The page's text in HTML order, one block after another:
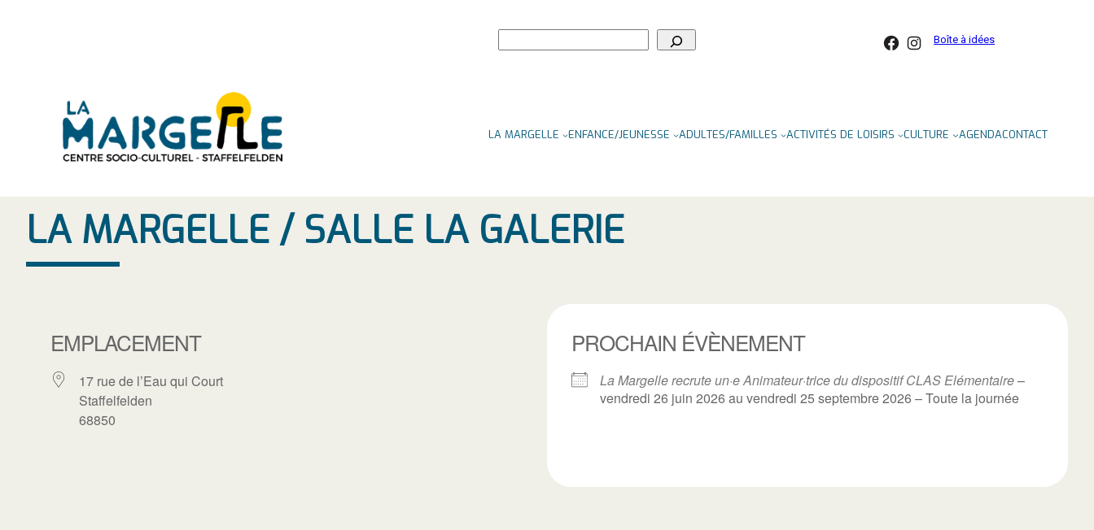
Facebook
Instagram
Boîte à idées
LA MARGELLE ENFANCE/JEUNESSE ADULTES/FAMILLES ACTIVITÉS DE LOISIRS CULTURE AGENDACONTACT
LA MARGELLE / SALLE LA GALERIE
EMPLACEMENT
17 rue de l’Eau qui Court
Staffelfelden
68850
PROCHAIN ÉVÈNEMENT
La Margelle recrute un·e Animateur·trice du dispositif CLAS Elémentaire–
vendredi 26 juin 2026 au vendredi 25 septembre 2026 – Toute la journée